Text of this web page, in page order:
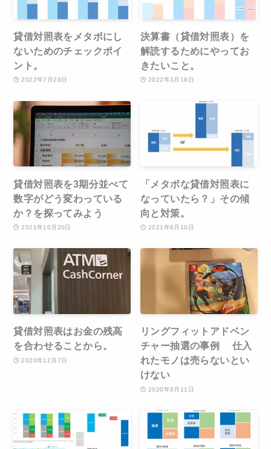
貸借対照表をメタボにし
ないためのチェックポイ
ント。
2022年7月28日
決算書（貸借対照表）を
解読するためにやってお
きたいこと。
2022年3月18日
貸借対照表を3期分並べて
数字がどう変わっている
か？を探ってみよう
2021年10月20日
「メタボな貸借対照表に
なっていたら？」その傾
向と対策。
2021年8月10日
貸借対照表はお金の残高
を合わせることから。
2020年12月7日
リングフィットアドベン
チャー抽選の事例 仕入
れたモノは売らないとい
けない
2020年9月11日